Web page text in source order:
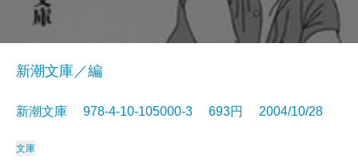
新潮文庫／編
新潮文庫 978-4-10-105000-3 693円 2004/10/28
文庫